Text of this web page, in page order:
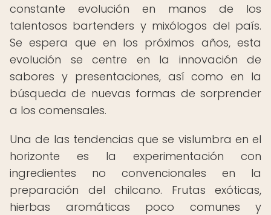
constante evolución en manos de los
talentosos bartenders y mixólogos del país.
Se espera que en los próximos años, esta
evolución se centre en la innovación de
sabores y presentaciones, así como en la
búsqueda de nuevas formas de sorprender
a los comensales.
Una de las tendencias que se vislumbra en el
horizonte es la experimentación con
ingredientes no convencionales en la
preparación del chilcano. Frutas exóticas,
hierbas aromáticas poco comunes y